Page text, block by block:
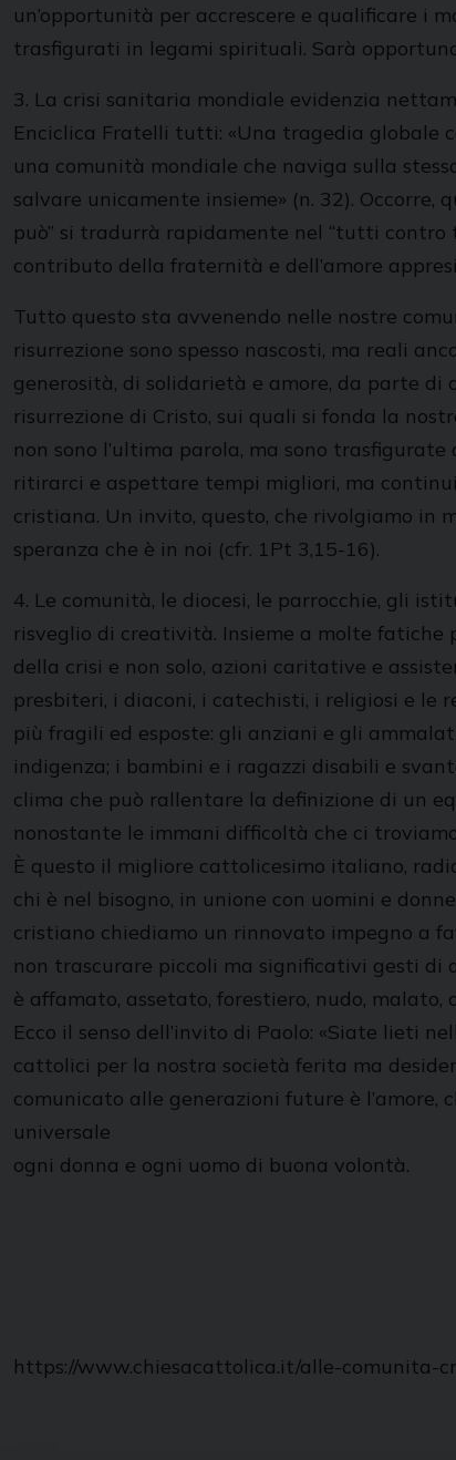
un’opportunità per accrescere e qualificare i
trasfigurati in legami spirituali. Sarà
3. La crisi sanitaria mondiale evidenzia
Enciclica Fratelli tutti: «Una tragedia globale
una comunità mondiale che naviga sulla
salvare unicamente insieme» (n. 32). Occorre,
può” si tradurrà rapidamente nel “tutti
contributo della fraternità e dell’amore
Tutto questo sta avvenendo nelle nostre
risurrezione sono spesso nascosti, ma reali
generosità, di solidarietà e amore, da parte di
risurrezione di Cristo, sui quali si fonda la
non sono l’ultima parola, ma sono
ritirarci e aspettare tempi migliori, ma
cristiana. Un invito, questo, che rivolgiamo in
speranza che è in noi (cfr. 1Pt 3,15-16).
4. Le comunità, le diocesi, le parrocchie, gli
risveglio di creatività. Insieme a molte fatiche
della crisi e non solo, azioni caritative e
presbiteri, i diaconi, i catechisti, i religiosi e le
più fragili ed esposte: gli anziani e gli
indigenza; i bambini e i ragazzi disabili e
clima che può rallentare la definizione di un
nonostante le immani difficoltà che ci
È questo il migliore cattolicesimo italiano,
chi è nel bisogno, in unione con uomini e
cristiano chiediamo un rinnovato impegno a
non trascurare piccoli ma significativi gesti di
è affamato, assetato, forestiero, nudo,
Ecco il senso dell’invito di Paolo: «Siate lieti
cattolici per la nostra società ferita ma
comunicato alle generazioni future è
universale
ogni donna e ogni uomo di buona volontà.
https://www.chiesacattolica.it/alle-comunita-